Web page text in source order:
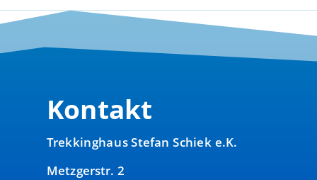
Kontakt
Trekkinghaus Stefan Schiek e.K.
Metzgerstr. 2